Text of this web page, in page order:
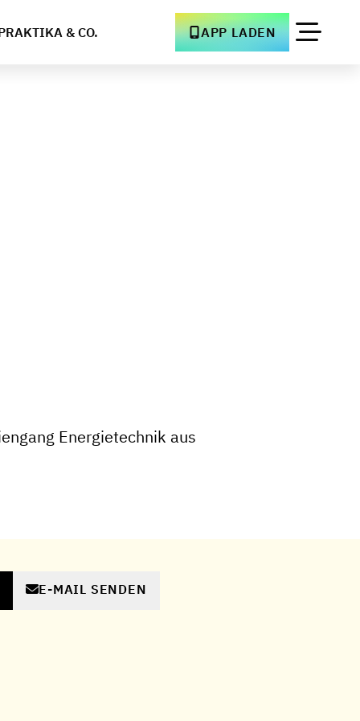
& CO. APP LADEN
Energietechnik aus
E-MAIL SENDEN